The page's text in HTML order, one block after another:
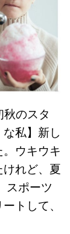
秋のスタ
私】新し
ウキウキ
れど、夏
スポーツ
トして、